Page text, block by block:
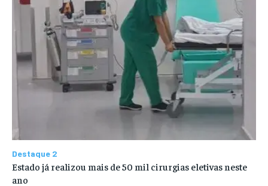
Destaque 2
Estado já realizou mais de 50 mil cirurgias eletivas neste
ano